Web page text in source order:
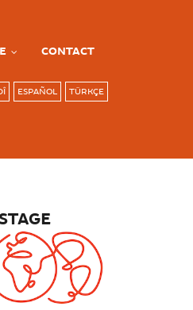
CONTACT
ESPAÑOL TÜRKÇE